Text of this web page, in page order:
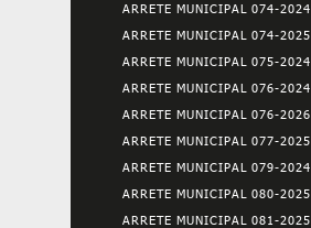
ARRETE MUNICIPAL 074-2024
ARRETE MUNICIPAL 074-2025
ARRETE MUNICIPAL 075-2024
ARRETE MUNICIPAL 076-2024
ARRETE MUNICIPAL 076-2026
ARRETE MUNICIPAL 077-2025
ARRETE MUNICIPAL 079-2024
ARRETE MUNICIPAL 080-2025
ARRETE MUNICIPAL 081-2025